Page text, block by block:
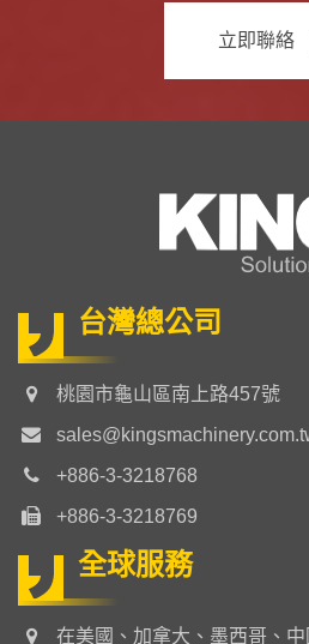
立即聯絡
台灣總公司
桃園市龜山區南上路457號
+886-3-3218768
+886-3-3218769
全球服務
在美國、加拿大、墨西哥、